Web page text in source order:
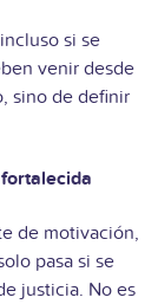
si se
venir desde
sino de definir
de motivación,
pasa si se
justicia. No es